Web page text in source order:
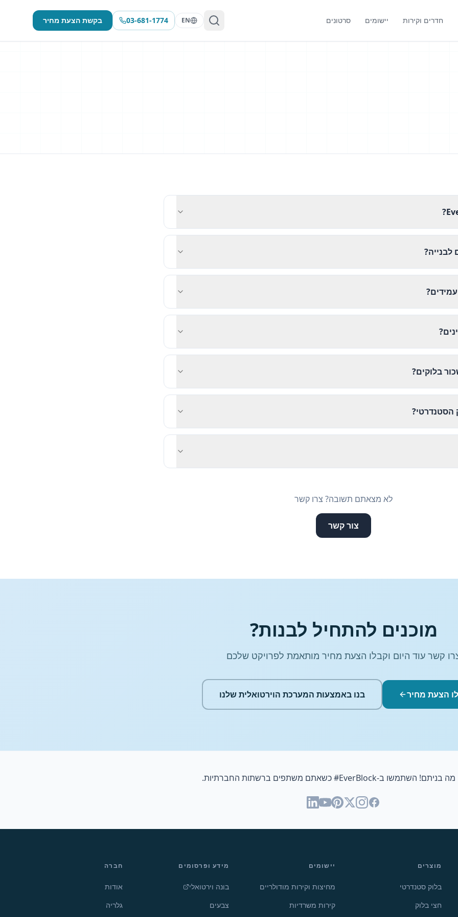
חדרים וקירות יישומים סרטונים EN
03-681-1774 בקשת הצעת מחיר
לבנייה?
בלוקים?
הסטנדרטי?
לא מצאתם תשובה? צרו קשר
צור קשר
מוכנים להתחיל לבנות?
קשר עוד היום וקבלו הצעת מחיר מותאמת לפרויקט שלכם
הצעת מחיר בנו באמצעות המערכת הוירטואלית שלנו
מה בניתם! השתמשו ב-#EverBlockכשאתם משתפים ברשתות החברתיות.
מוצרים
בלוק סטנדרטי
חצי בלוק
יישומים
מחיצות וקירות מודולריים
קירות משרדיות
מידע ופרסומים
בונה וירטואלי
צבעים
חברה
אודות
גלריה